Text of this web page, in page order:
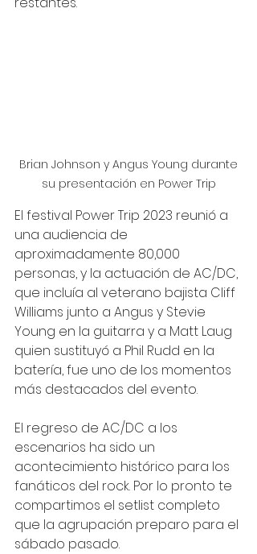
su presentación en Power Trip
El festival Power Trip 2023 reunió a
una audiencia de
aproximadamente 80,000
personas, y la actuación de AC/DC,
que incluía al veterano bajista Cliff
Williams junto a Angus y Stevie
Young en la guitarra y a Matt Laug
quien sustituyó a Phil Rudd en la
batería, fue uno de los momentos
más destacados del evento.
El regreso de AC/DC a los
escenarios ha sido un
acontecimiento histórico para los
fanáticos del rock. Por lo pronto te
compartimos el setlist completo
que la agrupación preparo para el
sábado pasado.